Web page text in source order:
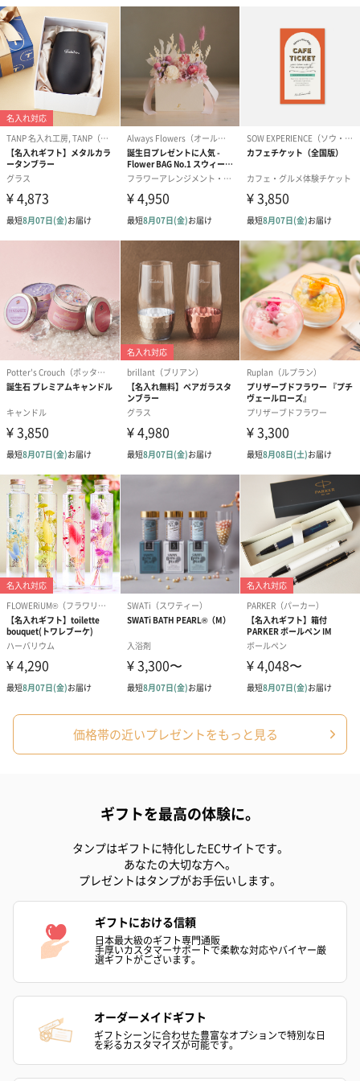
プリザーブドフラワー
ブーケ（ピンク）
（2,580円）
プリザーブドフラワー
ブーケ（ブルー）
（2,580円）
アミュレット
ク）（1,500
ぬいぐるみ
愛らしいぬいぐるみを同梱してお届けします。
誕生日・記念日・出産祝いなどのシーンにおすすめです。
フラワーテディベア
（2,390円）
テディベア（バニラ）
（1,760円）
テディベア（
ル）（1,760円
紅茶・コーヒー・スイーツ
紅茶・コーヒー・スイーツを同梱してお届けいたします。ギフト
への＋αにおすすめです。
アールグレイ（HAPPY
BIRTHDAY TO YOU）
（660円）
アールグレイティー
（660円）
フルーツティ
円）
ゼリーバウム カット
（レモン＆紅茶）（432
円）
麦わらパンダバウム
3層デザート
ェ〜国産フル
り〜 3号（864
スキンケアグッズ
価格帯の近いプレゼントをもっと見る
ギフトを最高の体験に。
タンプはギフトに特化したECサイトです。
あなたの大切な方へ。
プレゼントはタンプがお手伝いします。
ギフトにおける信頼
日本最大級のギフト専門通販
手厚いカスタマーサポートで柔軟な対応やバイヤー厳
選ギフトがございます。
オーダーメイドギフト
ギフトシーンに合わせた豊富なオプションで特別な日
を彩るカスタマイズが可能です。